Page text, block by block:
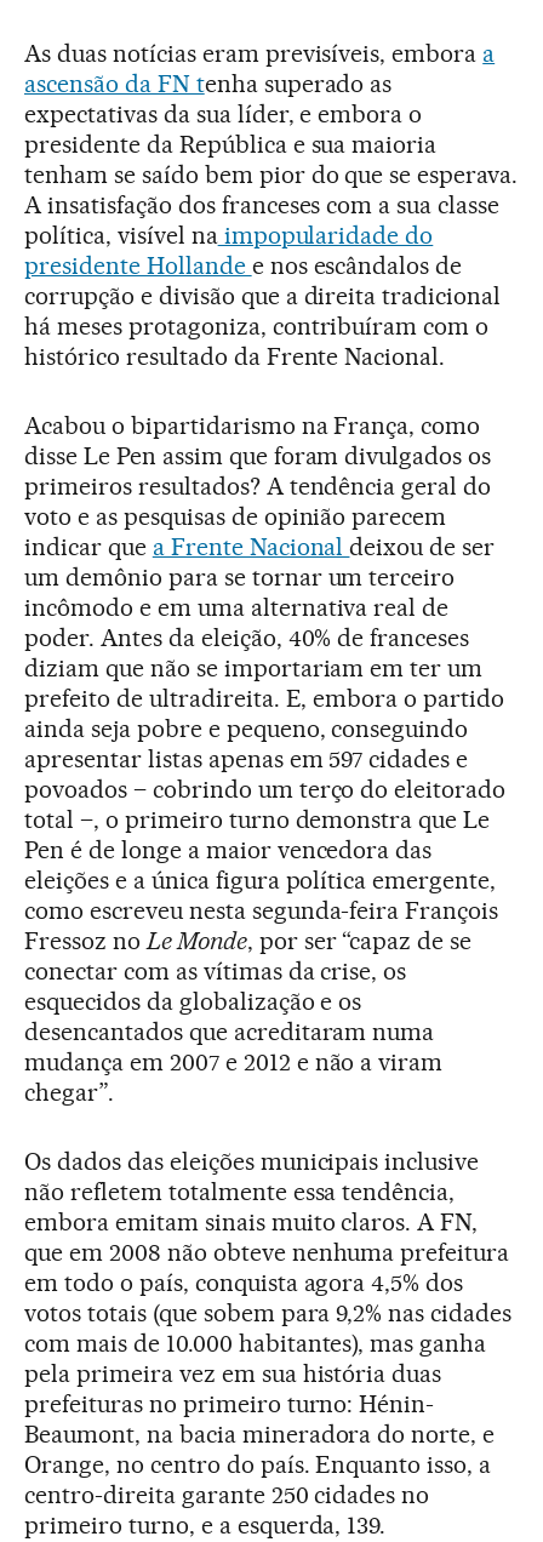
As duas notícias eram previsíveis, embora a
ascensão da FN tenha superado as
expectativas da sua líder, e embora o
presidente da República e sua maioria
tenham se saído bem pior do que se esperava.
A insatisfação dos franceses com a sua classe
política, visível naimpopularidade do
presidente Hollande e nos escândalos de
corrupção e divisão que a direita tradicional
há meses protagoniza, contribuíram com o
histórico resultado da Frente Nacional.
Acabou o bipartidarismo na França, como
disse Le Pen assim que foram divulgados os
primeiros resultados? A tendência geral do
voto e as pesquisas de opinião parecem
indicar que a Frente Nacionaldeixou de ser
um demônio para se tornar um terceiro
incômodo e em uma alternativa real de
poder. Antes da eleição, 40% de franceses
diziam que não se importariam em ter um
prefeito de ultradireita. E, embora o partido
ainda seja pobre e pequeno, conseguindo
apresentar listas apenas em 597 cidades e
povoados – cobrindo um terço do eleitorado
total –, o primeiro turno demonstra que Le
Pen é de longe a maior vencedora das
eleições e a única figura política emergente,
como escreveu nesta segunda-feira François
Fressoz noLe Monde, por ser “capaz de se
conectar com as vítimas da crise, os
esquecidos da globalização e os
desencantados que acreditaram numa
mudança em 2007 e 2012 e não a viram
chegar”.
Os dados das eleições municipais inclusive
não refletem totalmente essa tendência,
embora emitam sinais muito claros. A FN,
que em 2008 não obteve nenhuma prefeitura
em todo o país, conquista agora 4,5% dos
votos totais (que sobem para 9,2% nas cidades
com mais de 10.000 habitantes), mas ganha
pela primeira vez em sua história duas
prefeituras no primeiro turno: Hénin-
Beaumont, na bacia mineradora do norte, e
Orange, no centro do país. Enquanto isso, a
centro-direita garante 250 cidades no
primeiro turno, e a esquerda, 139.